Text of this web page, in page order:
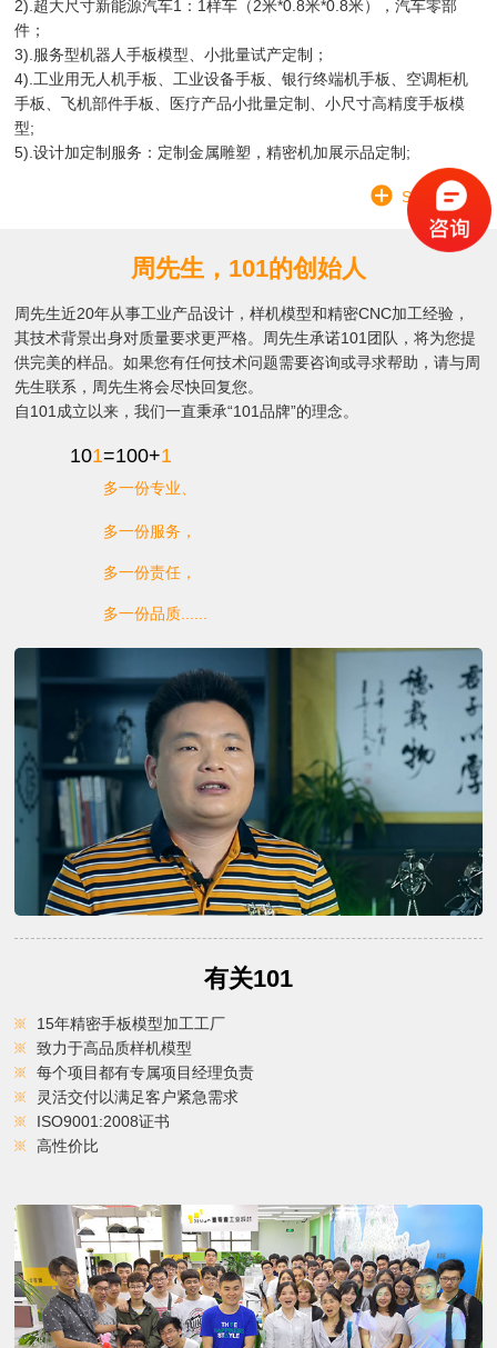
2).超大尺寸新能源汽车1：1样车（2米*0.8米*0.8米），汽车零部
件；
3).服务型机器人手板模型、小批量试产定制；
4).工业用无人机手板、工业设备手板、银行终端机手板、空调柜机
手板、飞机部件手板、医疗产品小批量定制、小尺寸高精度手板模
型;
5).设计加定制服务：定制金属雕塑，精密机加展示品定制;
SEE MORE
周先生，101的创始人
周先生近20年从事工业产品设计，样机模型和精密CNC加工经验，
其技术背景出身对质量要求更严格。周先生承诺101团队，将为您提
供完美的样品。如果您有任何技术问题需要咨询或寻求帮助，请与周
先生联系，周先生将会尽快回复您。
自101成立以来，我们一直秉承“101品牌”的理念。
101=100+1
多一份专业、
多一份服务，
多一份责任，
多一份品质......
有关101
15年精密手板模型加工工厂
致力于高品质样机模型
每个项目都有专属项目经理负责
灵活交付以满足客户紧急需求
ISO9001:2008证书
高性价比